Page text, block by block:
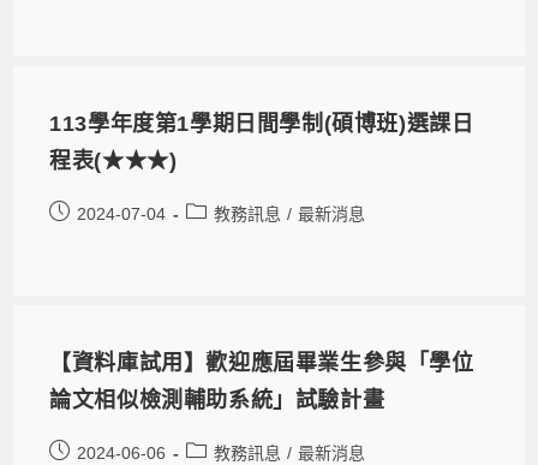
113學年度第1學期日間學制(碩博班)選課日
程表(★★★)
2024-07-04 教務訊息 / 最新消息
【資料庫試用】歡迎應屆畢業生參與「學位
論文相似檢測輔助系統」試驗計畫
2024-06-06 教務訊息 / 最新消息